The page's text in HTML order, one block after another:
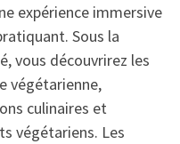
expérience immersive
Sous la
vous découvrirez les
végétarienne,
culinaires et
végétariens. Les